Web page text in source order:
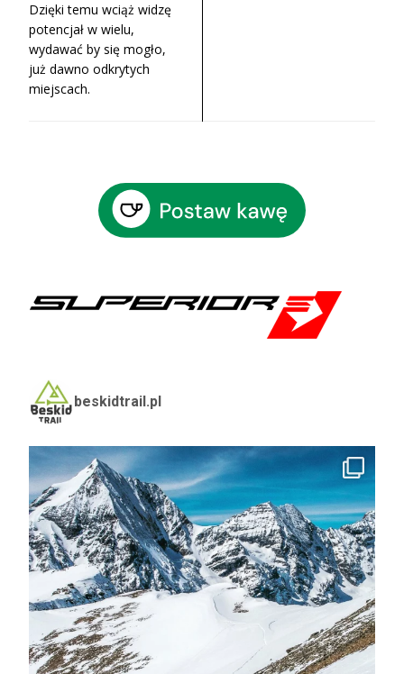
Dzięki temu wciąż widzę
potencjał w wielu,
wydawać by się mogło,
już dawno odkrytych
miejscach.
beskidtrail.pl